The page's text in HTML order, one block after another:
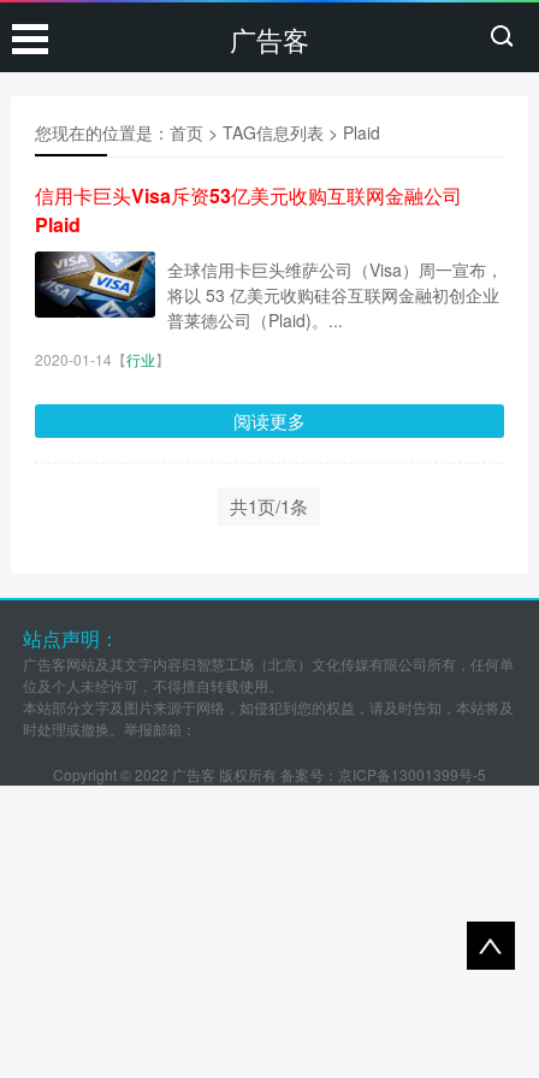
广告客
您现在的位置是： 首页> TAG信息列表 > Plaid
信用卡巨头Visa斥资53亿美元收购互联网金融公司
Plaid
全球信用卡巨头维萨公司（Visa）周一宣布，
将以 53 亿美元收购硅谷互联网金融初创企业
普莱德公司（Plaid)。...
2020-01-14 【行业】
阅读更多
共1页/1条
站点声明：
广告客网站及其文字内容归智慧工场（北京）文化传媒有限公司所有，任何单
位及个人未经许可，不得擅自转载使用。
本站部分文字及图片来源于网络，如侵犯到您的权益，请及时告知，本站将及
时处理或撤换。举报邮箱：
Copyright © 2022 广告客 版权所有 备案号： 京ICP备13001399号-5